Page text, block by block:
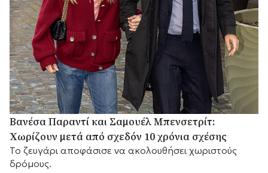
Βανέσα Παραντί και Σαμουέλ Μπενσετρίτ:
Χωρίζουν μετά από σχεδόν 10 χρόνια σχέσης
Το ζευγάρι αποφάσισε να ακολουθήσει χωριστούς
δρόμους.